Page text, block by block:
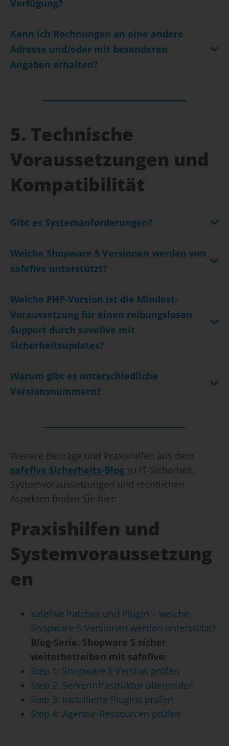
Verfügung?
Kann ich Rechnungen an eine andere
Adresse und/oder mit besonderen
Angaben erhalten?
5. Technische
Voraussetzungen und
Kompatibilität
Gibt es Systemanforderungen?
Welche Shopware 5 Versionen werden von
safefive unterstützt?
Welche PHP-Version ist die Mindest-
Voraussetzung für einen reibungslosen
Support durch savefive mit
Sicherheitsupdates?
Warum gibt es unterschiedliche
Versionsnummern?
Weitere Beiträge und Praxishilfen aus dem
safefive Sicherheits-Blog zu IT-Sicherheit,
Systemvoraussetzungen und rechtlichen
Aspekten finden Sie hier:
Praxishilfen und
Systemvoraussetzung
en
safefive Patches und Plugin – welche
Shopware 5-Versionen werden unterstützt?
Blog-Serie: Shopware 5 sicher
weiterbetreiben mit safefive:
Step 1: Shopware 5 Version prüfen
Step 2: Serverinfrastruktur überprüfen
Step 3: Installierte Plugins prüfen
Step 4: Agentur-Ressourcen prüfen